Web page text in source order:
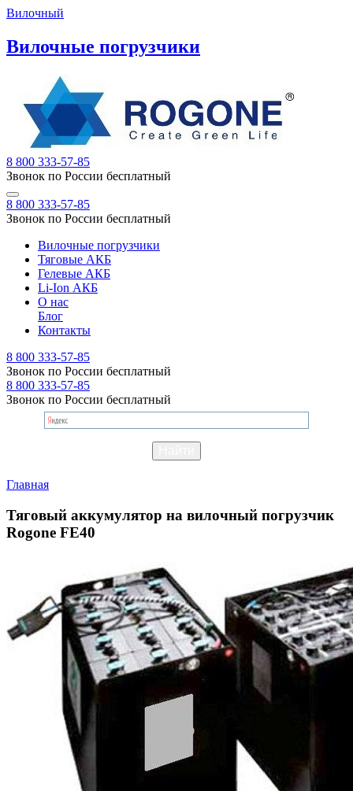
Вилочный
Вилочные погрузчики
8 800 333-57-85
Звонок по России бесплатный
8 800 333-57-85
Звонок по России бесплатный
Вилочные погрузчики
Тяговые АКБ
Гелевые АКБ
Li-Ion АКБ
О нас
Блог
Контакты
8 800 333-57-85
Звонок по России бесплатный
8 800 333-57-85
Звонок по России бесплатный
Главная
Тяговый аккумулятор на вилочный погрузчик
Rogone FE40